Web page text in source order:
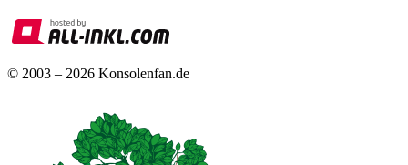
© 2003 – 2026 Konsolenfan.de